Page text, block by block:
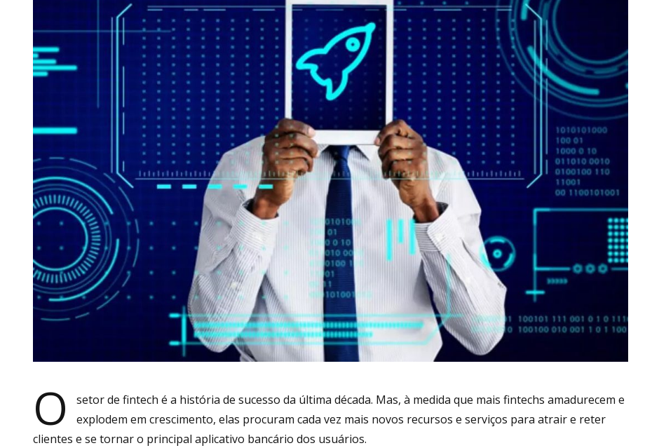
O
setor de fintech é a história de sucesso da última década. Mas, à medida que mais fintechs amadurecem e
explodem em crescimento, elas procuram cada vez mais novos recursos e serviços para atrair e reter
clientes e se tornar o principal aplicativo bancário dos usuários.